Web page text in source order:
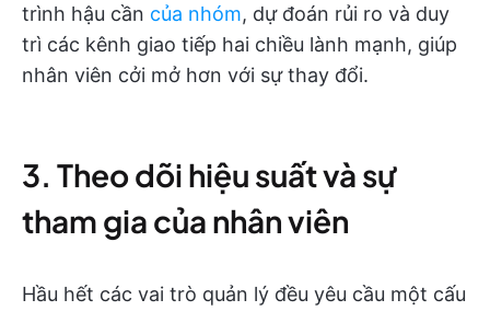
trình hậu cần của nhóm, dự đoán rủi ro và duy
trì các kênh giao tiếp hai chiều lành mạnh, giúp
nhân viên cởi mở hơn với sự thay đổi.
3. Theo dõi hiệu suất và sự
tham gia của nhân viên
Hầu hết các vai trò quản lý đều yêu cầu một cấu